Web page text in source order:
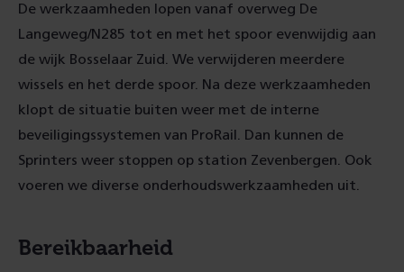
De werkzaamheden lopen vanaf overweg De
Langeweg/N285 tot en met het spoor evenwijdig aan
de wijk Bosselaar Zuid. We verwijderen meerdere
wissels en het derde spoor. Na deze werkzaamheden
klopt de situatie buiten weer met de interne
beveiligingssystemen van ProRail. Dan kunnen de
Sprinters weer stoppen op station Zevenbergen. Ook
voeren we diverse onderhoudswerkzaamheden uit.
Bereikbaarheid